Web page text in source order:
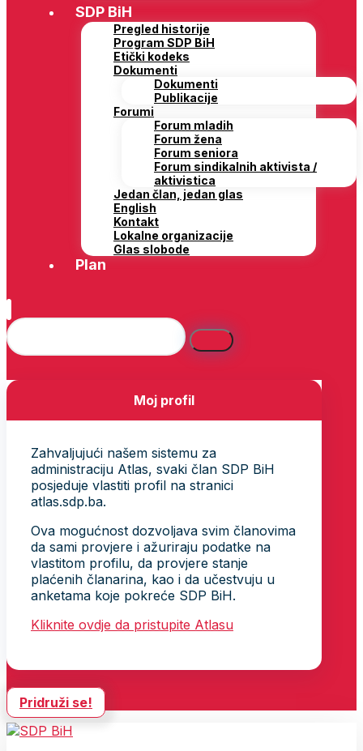
SDP BiH
Pregled historije
Program SDP BiH
Etički kodeks
Dokumenti
Dokumenti
Publikacije
Forumi
Forum mladih
Forum žena
Forum seniora
Forum sindikalnih aktivista /
aktivistica
Jedan član, jedan glas
English
Kontakt
Lokalne organizacije
Glas slobode
Plan
Moj profil
Zahvaljujući našem sistemu za
administraciju Atlas, svaki član SDP BiH
posjeduje vlastiti profil na stranici
atlas.sdp.ba.
Ova mogućnost dozvoljava svim članovima
da sami provjere i ažuriraju podatke na
vlastitom profilu, da provjere stanje
plaćenih članarina, kao i da učestvuju u
anketama koje pokreće SDP BiH.
Kliknite ovdje da pristupite Atlasu
Pridruži se!